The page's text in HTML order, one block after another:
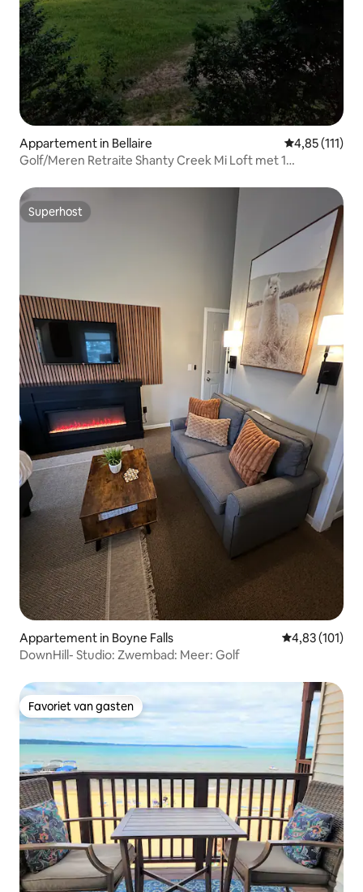
Appartement in Bellaire Gemiddelde
4,85 (111)
Golf/Meren Retraite Shanty Creek Mi Loft met 1
Superhost
Superhost
Appartement in Boyne Falls Gemiddelde
4,83 (101)
DownHill- Studio: Zwembad: Meer: Golf
Favoriet van gasten
Favoriet van gasten